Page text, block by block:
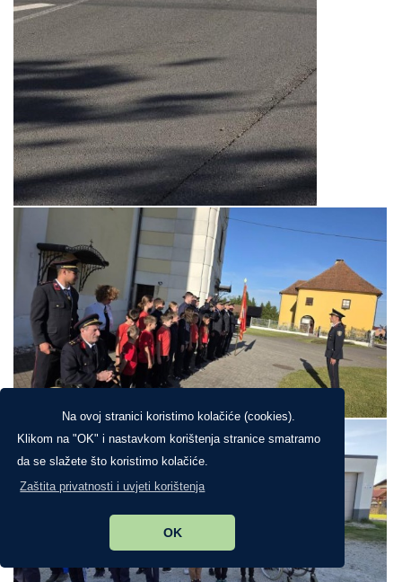
Na ovoj stranici koristimo kolačiće (cookies).
Klikom na "OK" i nastavkom korištenja stranice smatramo
da se slažete što koristimo kolačiće.
Zaštita privatnosti i uvjeti korištenja
OK